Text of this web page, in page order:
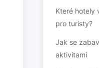
Které hotely
pro turisty?
Jak se
aktivitami